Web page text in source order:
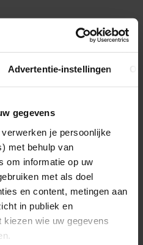
Advertentie-instellingen
gegevens
verwerken je persoonlijke
met behulp van
om informatie op uw
met als doel
en content, metingen aan
in publiek en
wie uw gegevens